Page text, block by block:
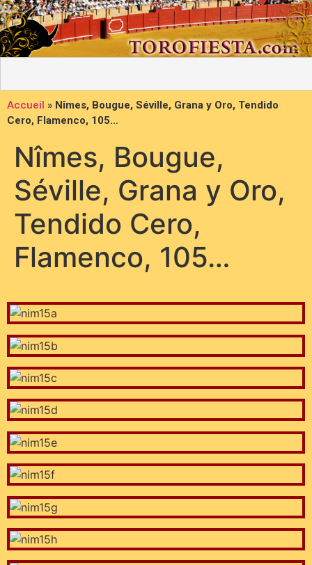
Accueil » Nîmes, Bougue, Séville, Grana y Oro, Tendido
Cero, Flamenco, 105…
Nîmes, Bougue,
Séville, Grana y Oro,
Tendido Cero,
Flamenco, 105…